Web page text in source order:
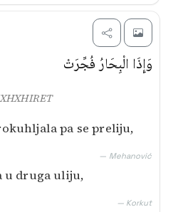
وَإِذَا الْبِحَارُ فُجِّرَتْ
pa se preliju,
— Mehanović
u druga uliju,
— Korkut